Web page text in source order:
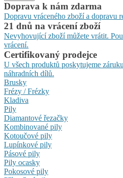
Doprava k nám zdarma
Dopravu vráceného zboží a dopravu
21 dnů na vrácení zboží
Nevyhovující zboží můžete vrátit.
vrácení.
Certifikovaný prodejce
U všech produktů poskytujeme
náhradních dílů.
Brusky
Frézy / Frézky
Kladiva
Pily
Diamantové řezačky
Kombinované pily
Kotoučové pily
Lupínkové pily
Pásové pily
Pily ocasky
Pokosové pily